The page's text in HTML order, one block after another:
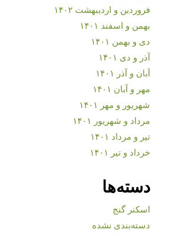
فروردین و اردیبهشت ۱۴۰۲
بهمن و اسفند ۱۴۰۱
دی و بهمن ۱۴۰۱
آذر و دی ۱۴۰۱
آبان و آذر ۱۴۰۱
مهر و آبان ۱۴۰۱
شهریور و مهر ۱۴۰۱
مرداد و شهریور ۱۴۰۱
تیر و مرداد ۱۴۰۱
خرداد و تیر ۱۴۰۱
دسته‌ها
اسکنر گنج
دسته‌بندی نشده